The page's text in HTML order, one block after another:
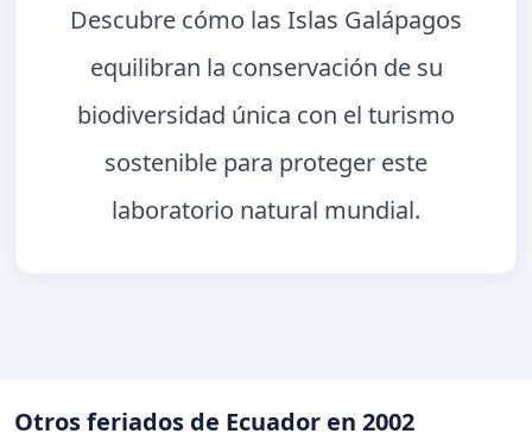
Descubre cómo las Islas Galápagos
equilibran la conservación de su
biodiversidad única con el turismo
sostenible para proteger este
laboratorio natural mundial.
Otros feriados de Ecuador en 2002